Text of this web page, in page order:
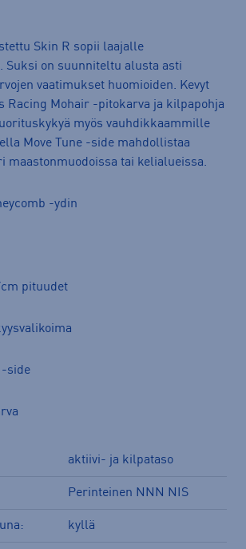
Skin R sopii laajalle
Suksi on suunniteltu alusta asti
vaatimukset huomioiden. Kevyt
Racing Mohair -pitokarva ja kilpapohja
myös vauhdikkaammille
Move Tune -side mahdollistaa
maastonmuodoissa tai kelialueissa.
-ydin
pituudet
-side
aktiivi- ja kilpataso
Perinteinen NNN NIS
kyllä